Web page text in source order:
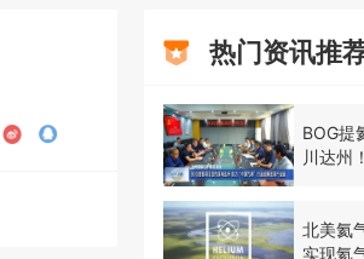
热门资讯推
BOG提
川达州
北美氦
实现氦